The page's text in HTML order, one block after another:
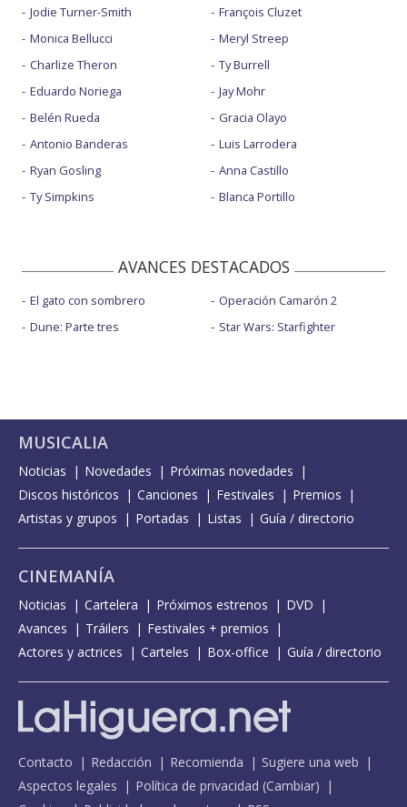
Jodie Turner-Smith
Monica Bellucci
Charlize Theron
Eduardo Noriega
Belén Rueda
Antonio Banderas
Ryan Gosling
Ty Simpkins
François Cluzet
Meryl Streep
Ty Burrell
Jay Mohr
Gracia Olayo
Luis Larrodera
Anna Castillo
Blanca Portillo
AVANCES DESTACADOS
El gato con sombrero
Dune: Parte tres
Operación Camarón 2
Star Wars: Starfighter
MUSICALIA
Noticias Novedades
Próximas novedades
Discos históricos
Canciones Festivales
Premios
Artistas y grupos
Portadas Listas Guía / directorio
CINEMANÍA
Noticias Cartelera Próximos estrenos
DVD
Avances
Tráilers
Festivales + premios
Actores y actrices
Carteles Box-office Guía / directorio
Contacto Redacción Recomienda
Sugiere una web
Aspectos legales
Política de privacidad (Cambiar)